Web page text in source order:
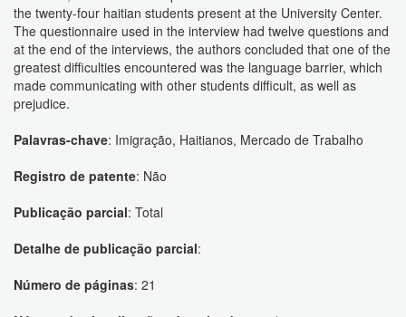
the twenty-four haitian students present at the University Center.
The questionnaire used in the interview had twelve questions and
at the end of the interviews, the authors concluded that one of the
greatest difficulties encountered was the language barrier, which
made communicating with other students difficult, as well as
prejudice.
Palavras-chave: Imigração, Haitianos, Mercado de Trabalho
Registro de patente: Não
Publicação parcial: Total
Detalhe de publicação parcial:
Número de páginas: 21